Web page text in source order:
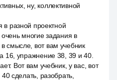
ну, коллективной
в разной проектной
очень многие задания в
смысле, вот вам учебник
16, упражнение 38, 39 и 40.
Вот вам учебник, у вас, вот
сделать, разобрать,